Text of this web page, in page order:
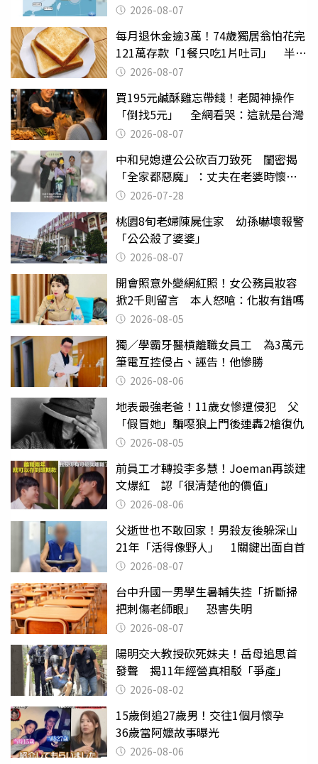
2026-08-07
每月退休金逾3萬！74歲獨居翁怕花完
121萬存款「1餐只吃1片吐司」 半年
後暴瘦嚇壞女兒
2026-08-07
買195元鹹酥雞忘帶錢！老闆神操作
「倒找5元」 全網看哭：這就是台灣
2026-08-07
中和兒媳遭公公砍百刀致死 閨密揭
「全家都惡魔」：丈夫在老婆時懷孕
摔東西
2026-07-28
桃園8旬老婦陳屍住家 幼孫嚇壞報警
「公公殺了婆婆」
2026-08-07
開會照意外變網紅照！女公務員妝容
掀2千則留言 本人怒嗆：化妝有錯嗎
2026-08-05
獨／學霸牙醫槓離職女員工 為3萬元
筆電互控侵占、誣告！他慘勝
2026-08-06
地表最強老爸！11歲女慘遭侵犯 父
「假冒她」騙噁狼上門後連轟2槍復仇
2026-08-05
前員工才轉投李多慧！Joeman再談建
文爆紅 認「很清楚他的價值」
2026-08-06
父逝世也不敢回家！男殺友後躲深山
21年「活得像野人」 1關鍵出面自首
2026-08-07
台中升國一男學生暑輔失控「折斷掃
把刺傷老師眼」 恐害失明
2026-08-07
陽明交大教授砍死妹夫！岳母追思首
發聲 揭11年經營真相駁「爭產」
2026-08-02
15歲倒追27歲男！交往1個月懷孕
36歲當阿嬤故事曝光
2026-08-06